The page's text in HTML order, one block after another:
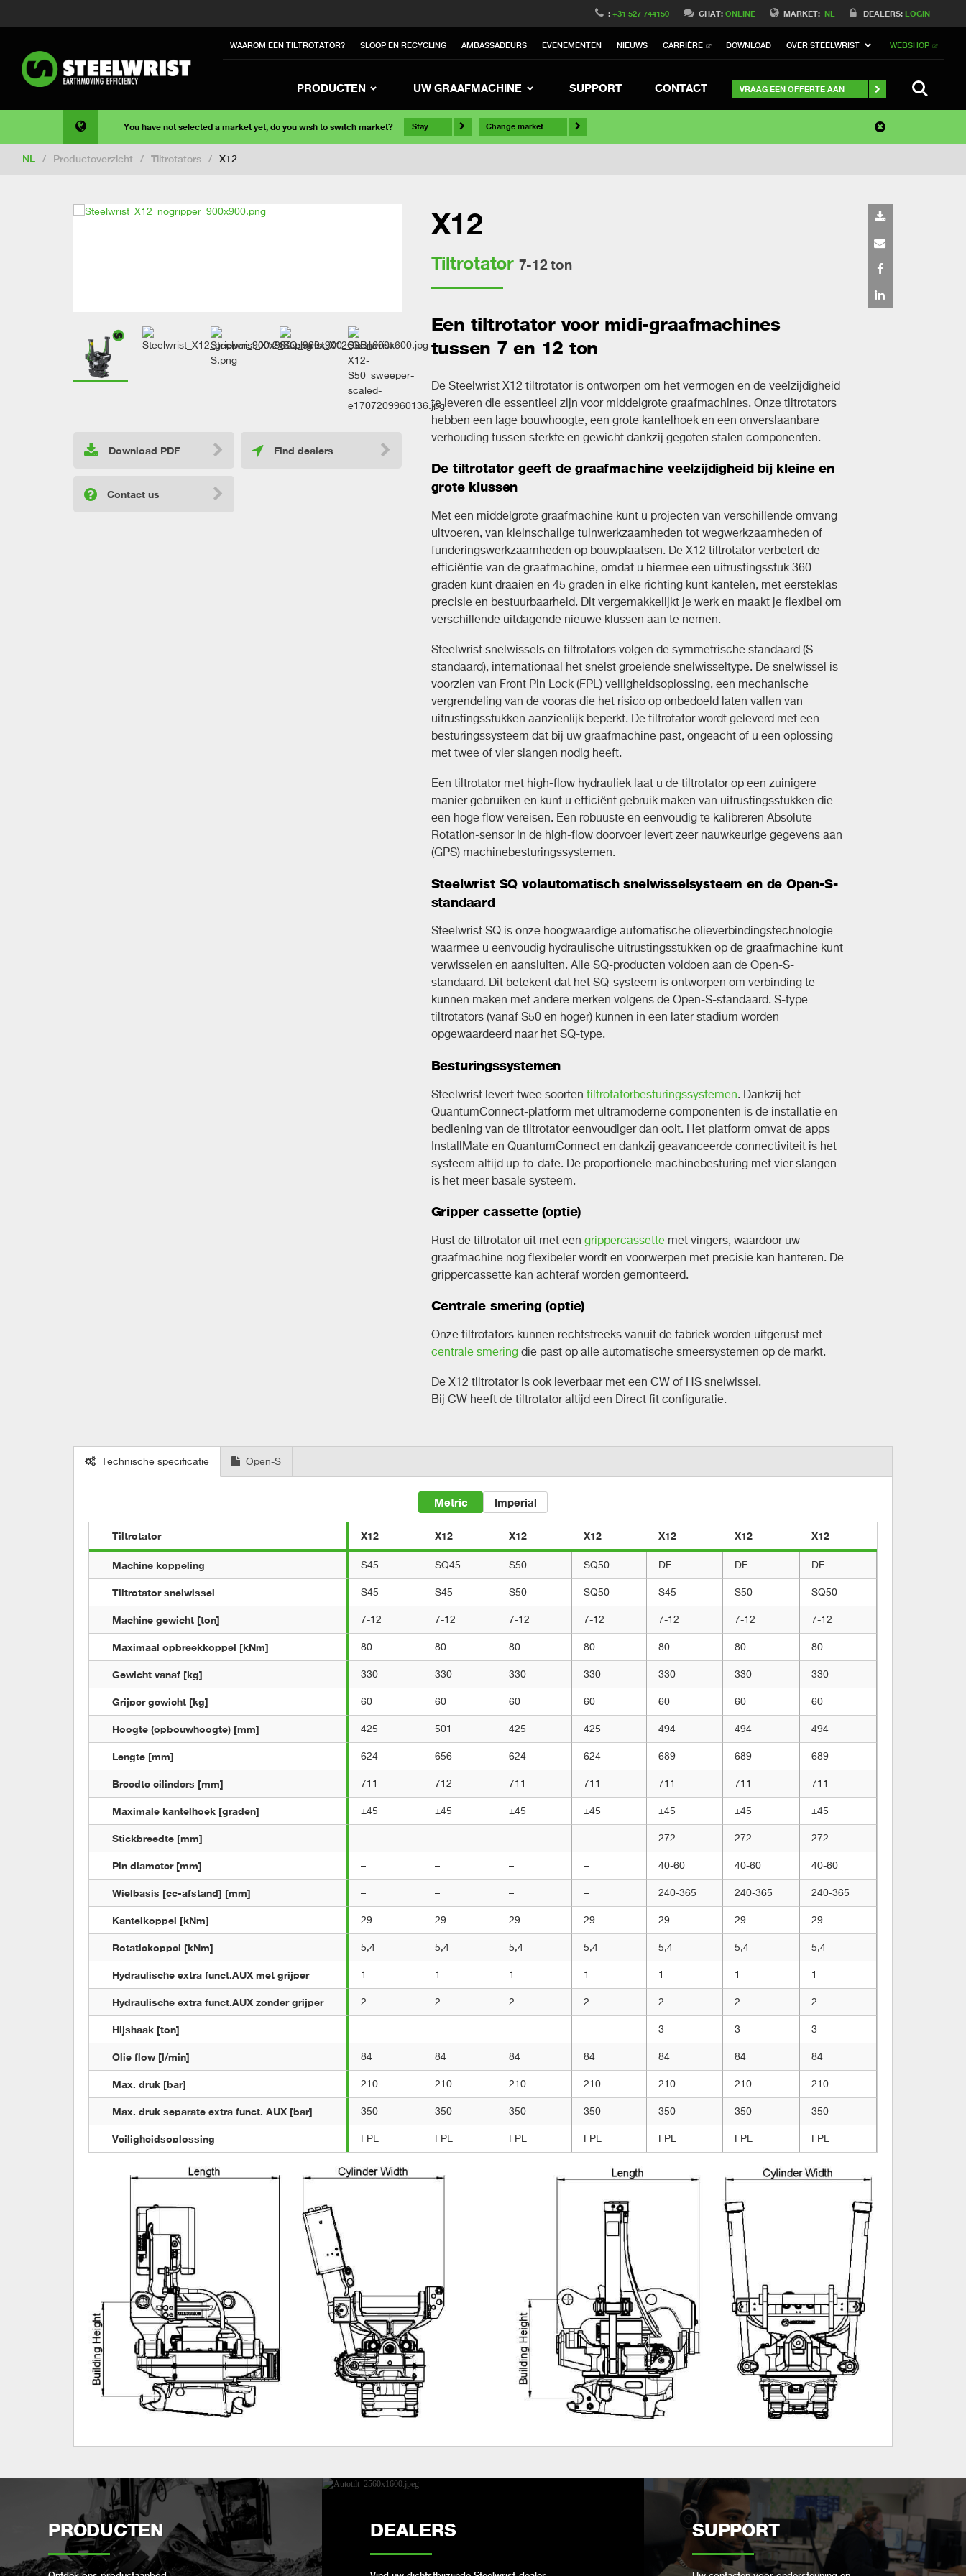
MARKET: NL DEALERS: LOGIN
:+31 527 744150 CHAT:ONLINE
WAAROM EEN TILTROTATOR? SLOOP EN RECYCLING AMBASSADEURS EVENEMENTEN NIEUWS CARRIÈRE DOWNLOAD OVER STEELWRIST WEBSHOP
PRODUCTEN UW GRAAFMACHINE SUPPORT CONTACT VRAAG EEN OFFERTE AAN
You have not selected a market yet, do you wish to switch market? Stay Change market
NL / Productoverzicht / Tiltrotators / X12
Download PDF Find dealers
Contact us
X12
Tiltrotator 7-12 ton
Een tiltrotator voor midi-graafmachines
tussen 7 en 12 ton
De Steelwrist X12 tiltrotator is ontworpen om het vermogen en de veelzijdigheid
te leveren die essentieel zijn voor middelgrote graafmachines. Onze tiltrotators
hebben een lage bouwhoogte, een grote kantelhoek en een onverslaanbare
verhouding tussen sterkte en gewicht dankzij gegoten stalen componenten.
De tiltrotator geeft de graafmachine veelzijdigheid bij kleine en
grote klussen
Met een middelgrote graafmachine kunt u projecten van verschillende omvang
uitvoeren, van kleinschalige tuinwerkzaamheden tot wegwerkzaamheden of
funderingswerkzaamheden op bouwplaatsen. De X12 tiltrotator verbetert de
efficiëntie van de graafmachine, omdat u hiermee een uitrustingsstuk 360
graden kunt draaien en 45 graden in elke richting kunt kantelen, met eersteklas
precisie en bestuurbaarheid. Dit vergemakkelijkt je werk en maakt je flexibel om
verschillende uitdagende nieuwe klussen aan te nemen.
Steelwrist snelwissels en tiltrotators volgen de symmetrische standaard (S-
standaard), internationaal het snelst groeiende snelwisseltype. De snelwissel is
voorzien van Front Pin Lock (FPL) veiligheidsoplossing, een mechanische
vergrendeling van de vooras die het risico op onbedoeld laten vallen van
uitrustingsstukken aanzienlijk beperkt. De tiltrotator wordt geleverd met een
besturingssysteem dat bij uw graafmachine past, ongeacht of u een oplossing
met twee of vier slangen nodig heeft.
Een tiltrotator met high-flow hydrauliek laat u de tiltrotator op een zuinigere
manier gebruiken en kunt u efficiënt gebruik maken van uitrustingsstukken die
een hoge flow vereisen. Een robuuste en eenvoudig te kalibreren Absolute
Rotation-sensor in de high-flow doorvoer levert zeer nauwkeurige gegevens aan
(GPS) machinebesturingssystemen.
Steelwrist SQ volautomatisch snelwisselsysteem en de Open-S-
standaard
Steelwrist SQ is onze hoogwaardige automatische olieverbindingstechnologie
waarmee u eenvoudig hydraulische uitrustingsstukken op de graafmachine kunt
verwisselen en aansluiten. Alle SQ-producten voldoen aan de Open-S-
standaard. Dit betekent dat het SQ-systeem is ontworpen om verbinding te
kunnen maken met andere merken volgens de Open-S-standaard. S-type
tiltrotators (vanaf S50 en hoger) kunnen in een later stadium worden
opgewaardeerd naar het SQ-type.
Besturingssystemen
Steelwrist levert twee soorten tiltrotatorbesturingssystemen . Dankzij het
QuantumConnect-platform met ultramoderne componenten is de installatie en
bediening van de tiltrotator eenvoudiger dan ooit. Het platform omvat de apps
InstallMate en QuantumConnect en dankzij geavanceerde connectiviteit is het
systeem altijd up-to-date. De proportionele machinebesturing met vier slangen
is het meer basale systeem.
Gripper cassette (optie)
Rust de tiltrotator uit met een grippercassettemet vingers, waardoor uw
graafmachine nog flexibeler wordt en voorwerpen met precisie kan hanteren. De
grippercassette kan achteraf worden gemonteerd.
Centrale smering (optie)
Onze tiltrotators kunnen rechtstreeks vanuit de fabriek worden uitgerust met
centrale smeringdie past op alle automatische smeersystemen op de markt.
De X12 tiltrotator is ook leverbaar met een CW of HS snelwissel.
Bij CW heeft de tiltrotator altijd een Direct fit configuratie.
Technische specificatie Open-S
Metric Imperial
Tiltrotator X12 X12 X12 X12 X12 X12 X12
Machine koppeling S45 SQ45 S50 SQ50 DF DF DF
Tiltrotator snelwissel S45 S45 S50 SQ50 S45 S50 SQ50
Machine gewicht [ton] 7-12 7-12 7-12 7-12 7-12 7-12 7-12
Maximaal opbreekkoppel [kNm] 80 80 80 80 80 80 80
Gewicht vanaf [kg] 330 330 330 330 330 330 330
Grijper gewicht [kg] 60 60 60 60 60 60 60
Hoogte (opbouwhoogte) [mm] 425 501 425 425 494 494 494
Lengte [mm] 624 656 624 624 689 689 689
Breedte cilinders [mm] 711 712 711 711 711 711 711
Maximale kantelhoek [graden] ±45 ±45 ±45 ±45 ±45 ±45 ±45
Stickbreedte [mm] – – – – 272 272 272
Pin diameter [mm] – – – – 40-60 40-60 40-60
Wielbasis [cc-afstand] [mm] – – – – 240-365 240-365 240-365
Kantelkoppel [kNm] 29 29 29 29 29 29 29
Rotatiekoppel [kNm] 5,4 5,4 5,4 5,4 5,4 5,4 5,4
Hydraulische extra funct.AUX met grijper 1 1 1 1 1 1 1
Hydraulische extra funct.AUX zonder grijper 2 2 2 2 2 2 2
Hijshaak [ton] – – – – 3 3 3
Olie flow [l/min] 84 84 84 84 84 84 84
Max. druk [bar] 210 210 210 210 210 210 210
Max. druk separate extra funct. AUX [bar] 350 350 350 350 350 350 350
Veiligheidsoplossing FPL FPL FPL FPL FPL FPL FPL
PRODUCTEN DEALERS SUPPORT